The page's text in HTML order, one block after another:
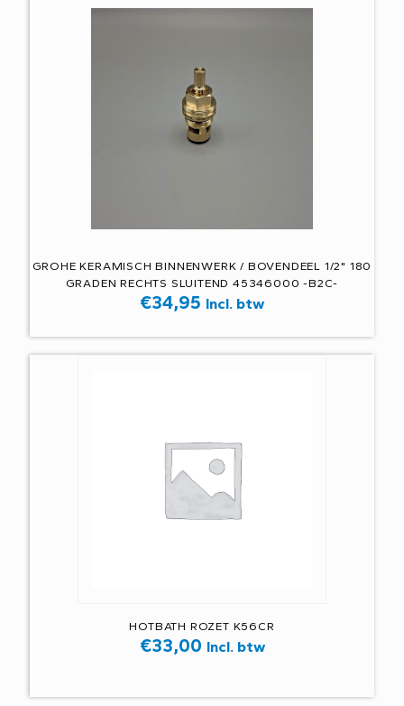
GROHE KERAMISCH BINNENWERK / BOVENDEEL 1/2" 180
GRADEN RECHTS SLUITEND 45346000 -B2C-
€34,95 Incl. btw
HOTBATH ROZET K56CR
€33,00 Incl. btw